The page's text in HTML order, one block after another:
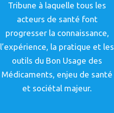
Tribune à laquelle tous les
acteurs de santé font
progresser la connaissance,
l’expérience, la pratique et les
outils du Bon Usage des
Médicaments, enjeu de santé
et sociétal majeur.